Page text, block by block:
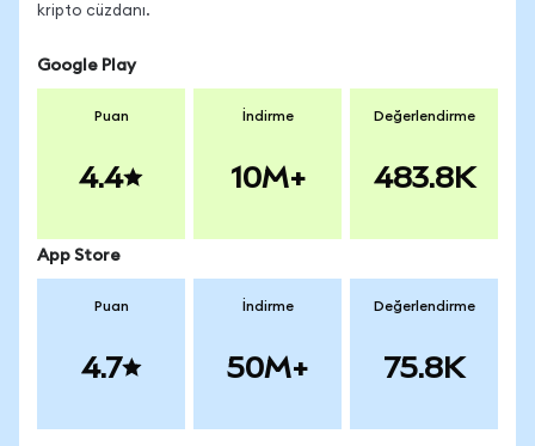
kripto cüzdanı.
Google Play
Puan
4.4
İndirme
10M+
Değerlendirme
483.8K
App Store
Puan
4.7
İndirme
50M+
Değerlendirme
75.8K